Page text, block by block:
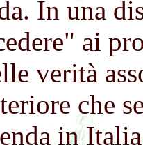
In una
ai
verità
che
in